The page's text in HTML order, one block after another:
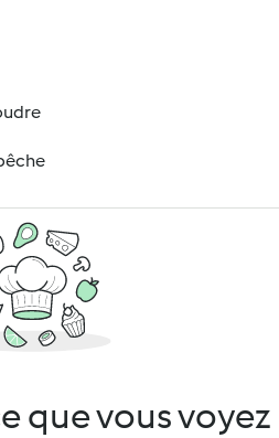
que vous voyez